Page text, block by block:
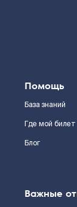
Помощь
База знаний
Где мой билет
Блог
Важные